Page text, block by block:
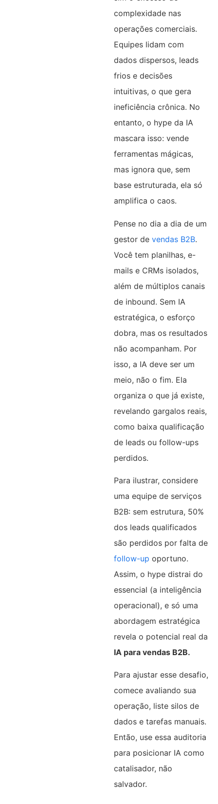
complexidade nas
operações comerciais.
Equipes lidam com
dados dispersos, leads
frios e decisões
intuitivas, o que gera
ineficiência crônica. No
entanto, o hype da IA
mascara isso: vende
ferramentas mágicas,
mas ignora que, sem
base estruturada, ela só
amplifica o caos.
Pense no dia a dia de um
gestor de vendas B2B.
Você tem planilhas, e-
mails e CRMs isolados,
além de múltiplos canais
de inbound. Sem IA
estratégica, o esforço
dobra, mas os resultados
não acompanham. Por
isso, a IA deve ser um
meio, não o fim. Ela
organiza o que já existe,
revelando gargalos reais,
como baixa qualificação
de leads ou follow-ups
perdidos.
Para ilustrar, considere
uma equipe de serviços
B2B: sem estrutura, 50%
dos leads qualificados
são perdidos por falta de
follow-up oportuno.
Assim, o hype distrai do
essencial (a inteligência
operacional), e só uma
abordagem estratégica
revela o potencial real da
IA para vendas B2B.
Para ajustar esse desafio,
comece avaliando sua
operação, liste silos de
dados e tarefas manuais.
Então, use essa auditoria
para posicionar IA como
catalisador, não
salvador.